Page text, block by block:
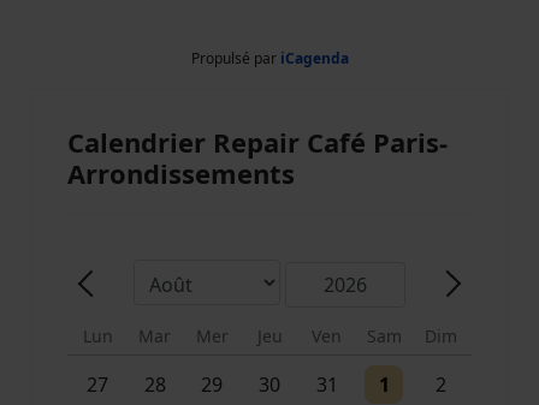
Propulsé par iCagenda
Calendrier Repair Café Paris-
Arrondissements
Précédent - Mois
Année
Suivant -
Lun Mar Mer Jeu Ven Sam Dim
27 28 29 30
Un évènement
31 1
Un évènement
2